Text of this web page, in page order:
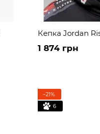
Кепка Jordan
1 874 грн
−21%
6